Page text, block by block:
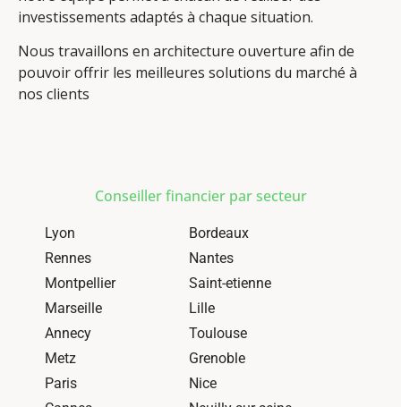
investissements adaptés à chaque situation.
Nous travaillons en architecture ouverture afin de
pouvoir offrir les meilleures solutions du marché à
nos clients
Conseiller financier par secteur
Lyon
Bordeaux
Rennes
Nantes
Montpellier
Saint-etienne
Marseille
Lille
Annecy
Toulouse
Metz
Grenoble
Paris
Nice